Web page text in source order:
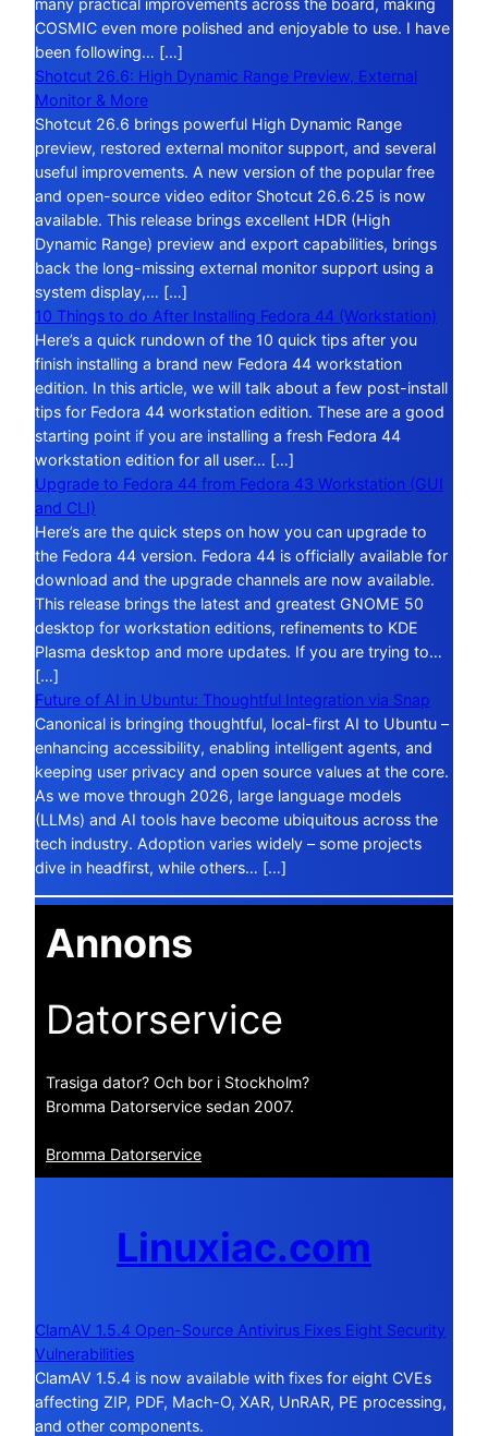
COSMIC even more polished and enjoyable to use. I have
been following… […]
Shotcut 26.6: High Dynamic Range Preview, External
Monitor & More
Shotcut 26.6 brings powerful High Dynamic Range
preview, restored external monitor support, and several
useful improvements. A new version of the popular free
and open-source video editor Shotcut 26.6.25 is now
available. This release brings excellent HDR (High
Dynamic Range) preview and export capabilities, brings
back the long-missing external monitor support using a
system display,… […]
10 Things to do After Installing Fedora 44 (Workstation)
Here’s a quick rundown of the 10 quick tips after you
finish installing a brand new Fedora 44 workstation
edition. In this article, we will talk about a few post-install
tips for Fedora 44 workstation edition. These are a good
starting point if you are installing a fresh Fedora 44
workstation edition for all user… […]
Upgrade to Fedora 44 from Fedora 43 Workstation (GUI
and CLI)
Here’s are the quick steps on how you can upgrade to
the Fedora 44 version. Fedora 44 is officially available for
download and the upgrade channels are now available.
This release brings the latest and greatest GNOME 50
desktop for workstation editions, refinements to KDE
Plasma desktop and more updates. If you are trying to…
[…]
Future of AI in Ubuntu: Thoughtful Integration via Snap
Canonical is bringing thoughtful, local-first AI to Ubuntu –
enhancing accessibility, enabling intelligent agents, and
keeping user privacy and open source values at the core.
As we move through 2026, large language models
(LLMs) and AI tools have become ubiquitous across the
tech industry. Adoption varies widely – some projects
dive in headfirst, while others… […]
Annons
Datorservice
Trasiga dator? Och bor i Stockholm?
Bromma Datorservice sedan 2007.
Bromma Datorservice
Linuxiac.com
ClamAV 1.5.4 Open-Source Antivirus Fixes Eight Security
Vulnerabilities
ClamAV 1.5.4 is now available with fixes for eight CVEs
affecting ZIP, PDF, Mach-O, XAR, UnRAR, PE processing,
and other components.